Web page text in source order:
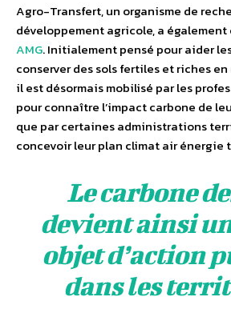
Agro-Transfert, un organisme de
développement agricole, a également
AMG. Initialement pensé pour aider
conserver des sols fertiles et riches
il est désormais mobilisé par les
pour connaître l’impact carbone de
que par certaines administrations
concevoir leur plan climat air énergie
Le carbone
devient ainsi
objet d’action
dans les